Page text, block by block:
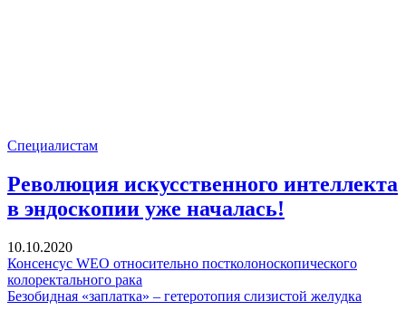
Специалистам
Революция искусственного интеллекта
в эндоскопии уже началась!
10.10.2020
Консенсус WEO относительно постколоноскопического
колоректального рака
Безобидная «заплатка» – гетеротопия слизистой желудка